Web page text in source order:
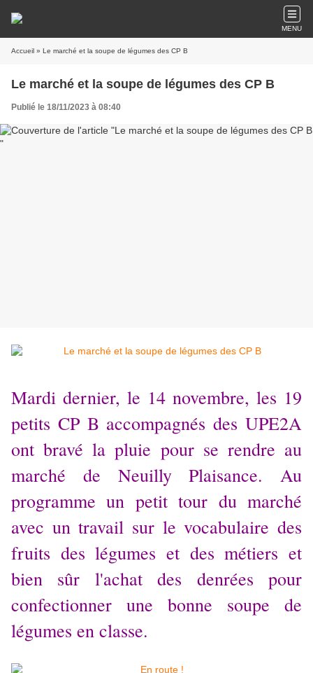
MENU
Accueil » Le marché et la soupe de légumes des CP B
Le marché et la soupe de légumes des CP B
Publié le 18/11/2023 à 08:40
Mardi dernier, le 14 novembre, les 19
petits CP B accompagnés des UPE2A
ont bravé la pluie pour se rendre au
marché de Neuilly Plaisance. Au
programme un petit tour du marché
avec un travail sur le vocabulaire des
fruits des légumes et des métiers et
bien sûr l'achat des denrées pour
confectionner une bonne soupe de
légumes en classe.